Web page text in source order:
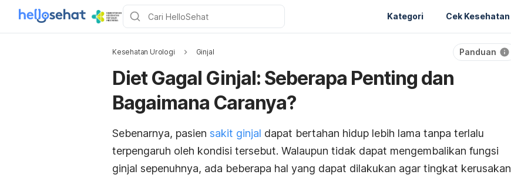
Kategori Cek Kesehatan
Kesehatan Urologi Ginjal Panduan
Diet Gagal Ginjal: Seberapa Penting dan
Bagaimana Caranya?
Sebenarnya, pasien sakit ginjal dapat bertahan hidup lebih lama tanpa terlalu
terpengaruh oleh kondisi tersebut. Walaupun tidak dapat mengembalikan fungsi
ginjal sepenuhnya, ada beberapa hal yang dapat dilakukan agar tingkat kerusakan